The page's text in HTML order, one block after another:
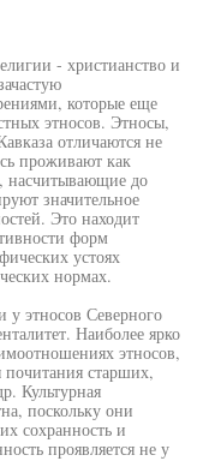
- христианство и
которые еще
этносов. Этносы,
отличаются не
проживают как
насчитывающие до
значительное
Это находит
форм
устоях
нормах.
у этносов Северного
Наиболее ярко
этносов,
старших,
Культурная
поскольку они
сохранность и
проявляется не у